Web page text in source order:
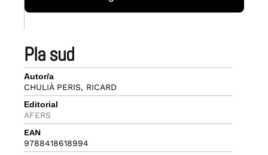
pla sud
Autor/a
CHULIÀ PERIS, RICARD
Editorial
AFERS
EAN
9788418618994